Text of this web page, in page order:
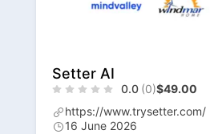
Setter AI
0.0 (0)$49.00
https://www.trysetter.com/
16 June 2026